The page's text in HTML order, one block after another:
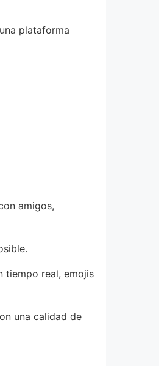
plataforma
amigos,
tiempo real, emojis
una calidad de